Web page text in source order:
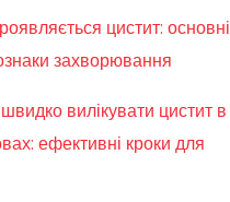
цистит: основні
захворювання
вилікувати цистит в
ефективні кроки для